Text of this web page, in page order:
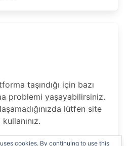
taşındığı için bazı
problemi yaşayabilirsiniz.
lütfen site
ederiz…
cookies. By continuing to use this